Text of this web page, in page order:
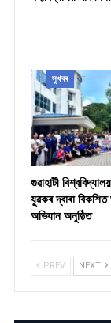
সুখবৰ
গুৱাহাটী
যুৱকৰ দ্বাৰা
অভিযান অনুষ্ঠিত
PREV NEXT